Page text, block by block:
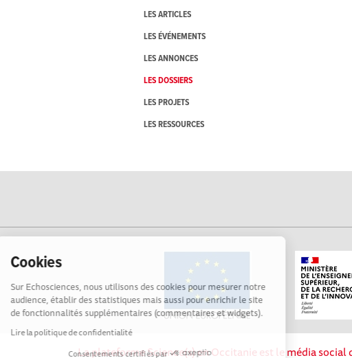
Cookies
Sur Echosciences, nous utilisons des cookies pour mesurer notre
audience, établir des statistiques mais aussi pour enrichir le site
de fonctionnalités supplémentaires (commentaires et widgets).
Lire la politique de confidentialité
Consentements certifiés par
LES ARTICLES
LES ÉVÉNEMENTS
LES ANNONCES
LES DOSSIERS
LES PROJETS
LES RESSOURCES
La plateforme Science(s) en Occitanie est le média social